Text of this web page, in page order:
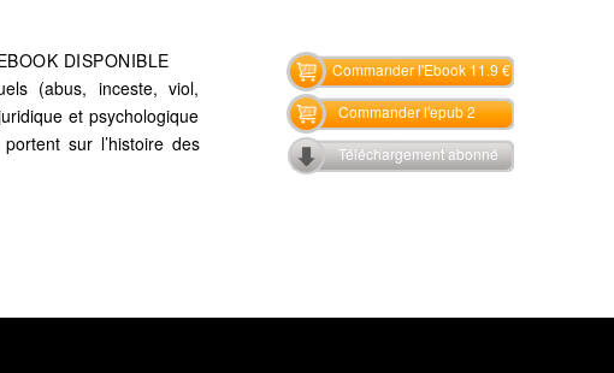
DISPONIBLE
(abus, inceste, viol,
et psychologique
sur l’histoire des
Commander l'Ebook 11.9 €
Commander l'epub 2
Téléchargement abonné